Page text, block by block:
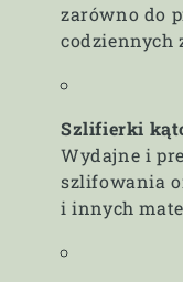
zarówno do
codziennych
Szlifierki
Wydajne i
szlifowania
i innych